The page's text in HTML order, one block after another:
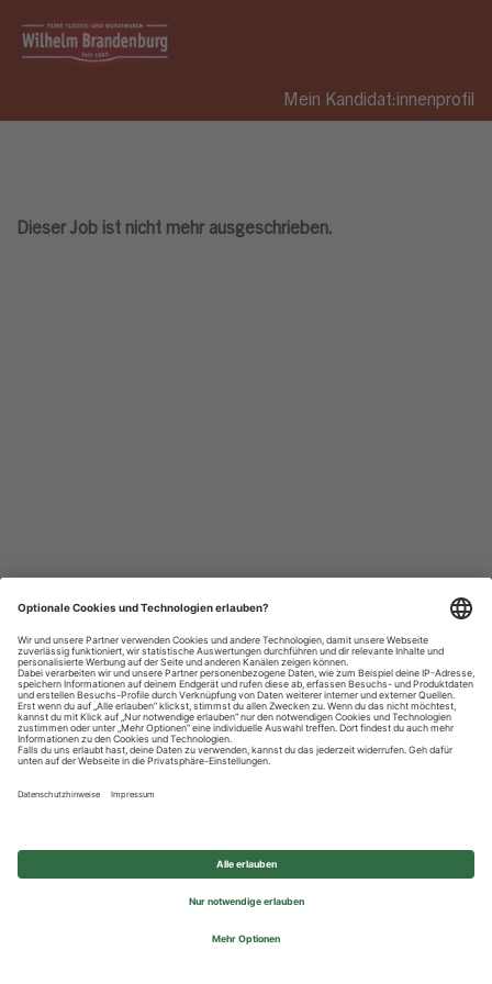
Mein Kandidat:innenprofil
Dieser Job ist nicht mehr ausgeschrieben.
Datenschutzhinweise
Impressum
Privatsphäre-Einstellungen
© 2026 REWE Group - All rights reserved